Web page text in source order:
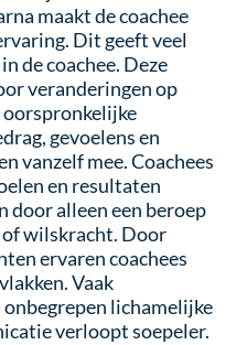
maakt de coachee
Dit geeft veel
de coachee. Deze
veranderingen op
oorspronkelijke
gevoelens en
vanzelf mee. Coachees
en resultaten
door alleen een beroep
wilskracht. Door
ervaren coachees
Vaak
lichamelijke
verloopt soepeler.